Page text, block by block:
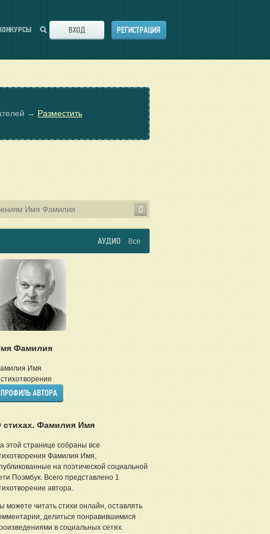
ВХОД РЕГИСТРАЦИЯ
→ Разместить
АУДИО Все
Фамилия
Имя
ПРОФИЛЬ АВТОРА
стихах. Фамилия Имя
этой странице собраны все
Фамилия Имя,
на поэтической социальной
Поэмбук. Всего представлено 1
автора.
можете читать стихи онлайн, оставлять
делиться понравившимися
в социальных сетях.